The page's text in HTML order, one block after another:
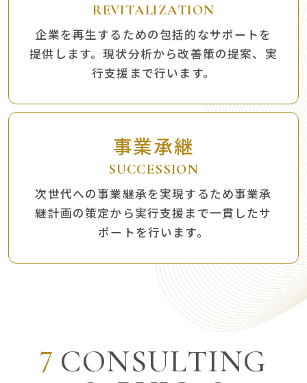
REVITALIZATION
企業を再生するための包括的なサポートを
提供します。現状分析から改善策の提案、実
行支援まで行います。
事業承継
SUCCESSION
次世代への事業継承を実現するため事業承
継計画の策定から実行支援まで一貫したサ
ポートを行います。
7 CONSULTING